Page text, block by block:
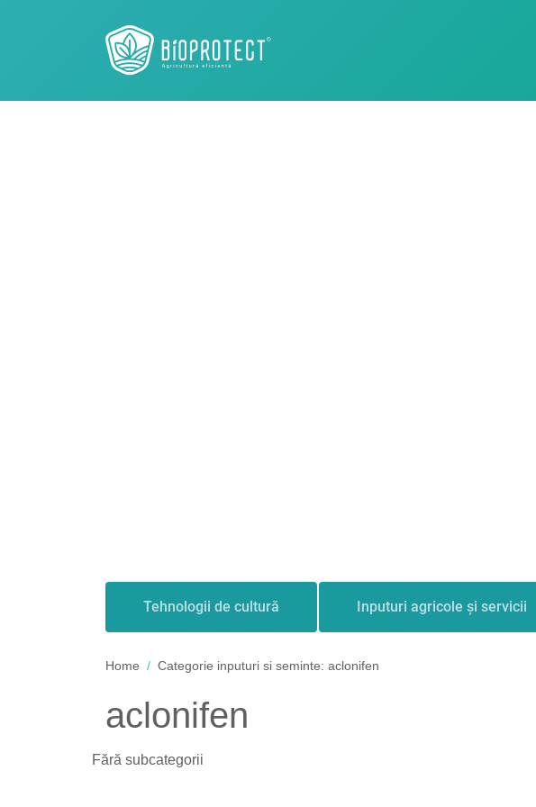
Tehnologii de cultură Inputuri agricole și servicii
Home Categorie inputuri si seminte: aclonifen
aclonifen
Fără subcategorii